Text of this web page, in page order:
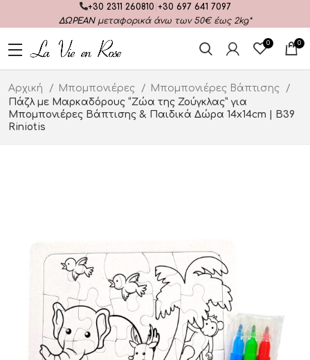
+30 2311 260810 +30 697 641 7097
ΔΩΡΕΑΝμεταφορικά άνω των 50€ έως 2kg*
0 0
Αρχική Μπομπονιέρες
Μπομπονιέρες Βάπτισης
Πάζλ με Μαρκαδόρους “Ζώα της Ζούγκλας” για
Μπομπονιέρες Βάπτισης & Παιδικά Δώρα 14x14cm | Β39
Riniotis